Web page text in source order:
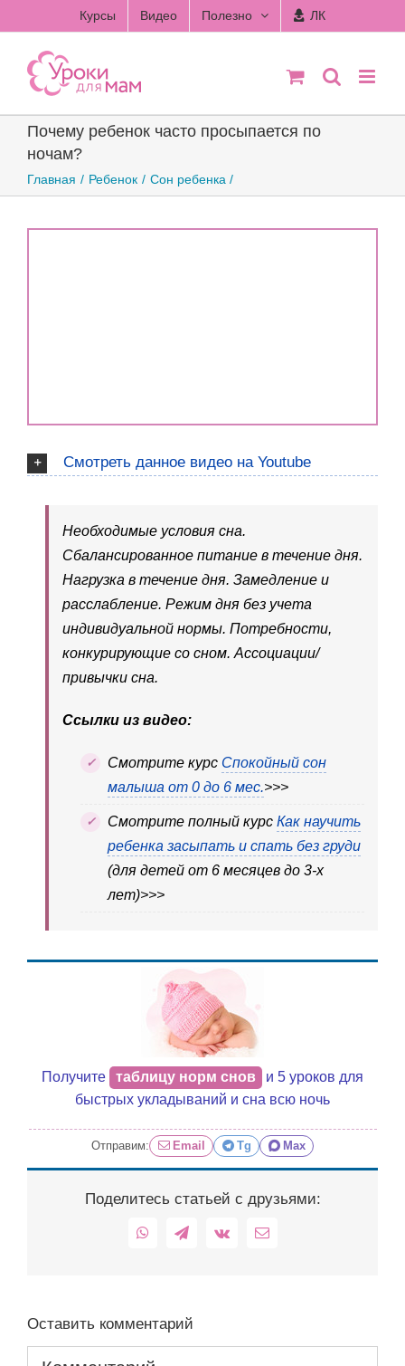
to
content
Курсы Видео Полезно ЛК
Почему ребенок часто просыпается по
ночам?
Главная Ребенок Сон ребенка
Смотреть данное видео на Youtube
Необходимые условия сна.
Сбалансированное питание в течение дня.
Нагрузка в течение дня. Замедление и
расслабление. Режим дня без учета
индивидуальной нормы. Потребности,
конкурирующие со сном. Ассоциации/
привычки сна.
Ссылки из видео:
Cмотрите курс Спокойный сон
малыша от 0 до 6 мес.>>>
Cмотрите полный курс Как научить
ребенка засыпать и спать без груди
(для детей от 6 месяцев до 3-х
лет)>>>
Получите таблицу норм снов
и 5 уроков для
быстрых укладываний и сна всю ночь
Отправим: Email Tg Max
Поделитесь статьей с друзьями:
WhatsAppTelegram
Vk Email
Оставить комментарий